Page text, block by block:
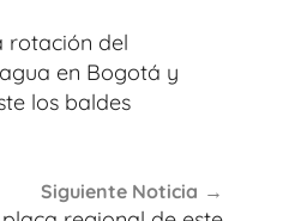
rotación del
en Bogotá y
los baldes
Siguiente Noticia